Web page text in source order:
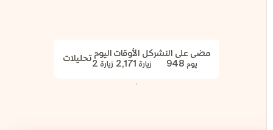
تحليلات اليوم
2 زيارة
كل الأوقات
2,171 زيارة
مضى على النشر
948 يوم